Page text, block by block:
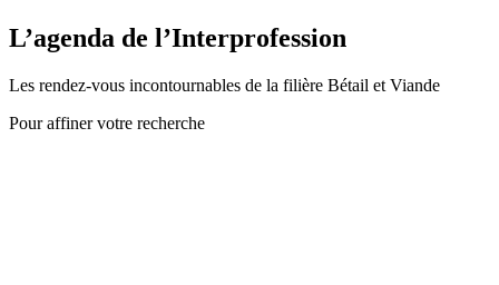
L’agenda de l’Interprofession
Les rendez-vous incontournables de la filière Bétail et Viande
Pour affiner votre recherche